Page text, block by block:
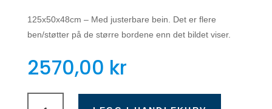
125x50x48cm – Med justerbare bein. Det er flere
ben/støtter på de større bordene enn det bildet viser.
2570,00 kr
Porsa